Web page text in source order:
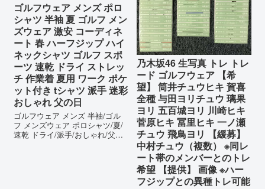
ゴルフウェア メンズ ポロ
シャツ 半袖 夏 ゴルフ メン
ズウェア 激安 コーディネ
ート 春 ハーフジップ ハイ
ネックシャツ ゴルフ スポ
ーツ 速乾 ドライ ストレッ
チ 作業着 夏用 ワーク ポケ
ット付き tシャツ 派手 迷彩
おしゃれ 父の日
ゴルフウェア メンズ 半袖/ゴル
フ メンズウェア ポロシャツ/夏/
速乾 ドライ/派手/おしゃれ/父の
乃木坂46 生写真 トレ トレ
ード ゴルフウェア 【希
望】 筒井チュウヒキ 賀喜
全種 与田ヨリチュウ 璃果
ヨリ 五百城ヨリ 川崎ヒキ
菅原ヒキ 冨里ヒキ 一ノ瀬
チュウ 飛鳥ヨリ 【緩募】
中村チュウ（複数） ※同レ
ート帯のメンバーとのトレ
希望 【提供】 画像 ※ハー
フジップとの異種トレ可能